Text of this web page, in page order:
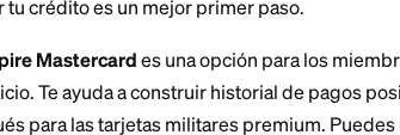
créditos y puntos se acumulan a tu
se vuelven la opción más inteligente.
Una advertencia: el tope de la MLA y la